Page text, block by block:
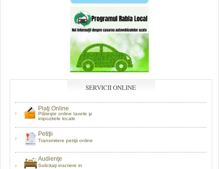
SERVICII ONLINE
Plaţi Online
Plăteşte online taxele şi
impozitele locale
Petiţii
Transmitere petiţii online
Audienţe
Solicitaţi inscriere in